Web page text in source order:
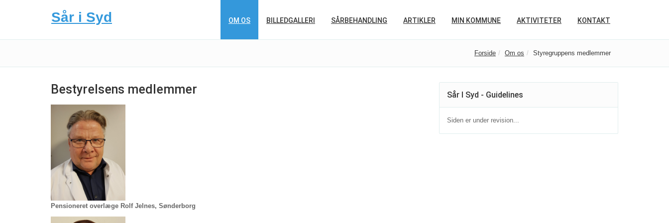
Sår i Syd OM OS BILLEDGALLERI SÅRBEHANDLING ARTIKLER MIN KOMMUNE AKTIVITETER KONTAKT
Forside Om os Styregruppens medlemmer
Bestyrelsens medlemmer
Pensioneret overlæge Rolf Jelnes, Sønderborg
Sår I Syd - Guidelines
Siden er under revision...